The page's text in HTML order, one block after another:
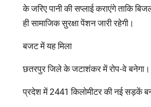
के जरिए पानी की सप्लाई कराएंगे ताकि
ही सामाजिक सुरक्षा पेंशन जारी रहेगी।
बजट में यह मिला
छतरपुर जिले के जटाशंकर में रोप-वे बनेगा।
प्रदेश में 2441 किलोमीटर की नई सड़कें